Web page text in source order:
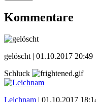
Kommentare
gelöscht | 01.10.2017 20:49
Schluck
Leichnam | 01.10.2017